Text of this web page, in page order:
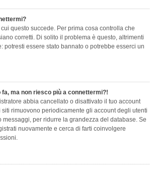
questo succede. Per prima cosa controlla che
corretti. Di solito il problema è questo, altrimenti
potresti essere stato bannato o potrebbe esserci un
ma non riesco più a connettermi?!
abbia cancellato o disattivato il tuo account
rimuovono periodicamente gli account degli utenti
per ridurre la grandezza del database. Se
nuovamente e cerca di farti coinvolgere